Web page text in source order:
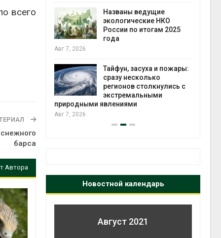
всего
барса
Автора
Названы ведущие
экологические НКО
России по итогам 2025
года
Авг 7, 2026
Тайфун, засуха и пожары:
сразу несколько
регионов столкнулись с
экстремальными
природными явлениями
Авг 7, 2026
Новостной календарь
Август 2021